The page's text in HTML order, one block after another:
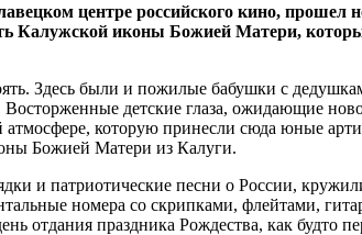
центре российского кино,
Калужской иконы Божией Матери,
Здесь были и пожилые бабушки с
детские глаза, ожидающие
которую принесли сюда юные
Божией Матери из Калуги.
и патриотические песни о России,
номера со скрипками, флейтами,
отдания праздника Рождества, как будто